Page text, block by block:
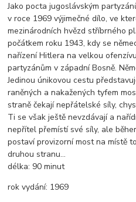
Jako pocta jugoslávským
v roce 1969 výjimečné dílo, ve
mezinárodních hvězd stříbrného
počátkem roku 1943, kdy se
nařízení Hitlera na velkou
partyzánům v západní Bosně.
Jedinou únikovou cestu
raněných a nakažených tyfem
straně čekají nepřátelské síly,
Ti se však ještě nevzdávají a
nepřítel přemístí své síly, ale
postaví provizorní most na místě
druhou stranu…
délka: 90 minut
rok vydání: 1969